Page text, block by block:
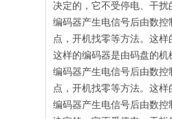
决定的，它不受停电、干扰
编码器产生电信号后由数
点，开机找零等方法。这
这样的编码器是由码盘的
编码器产生电信号后由数
点，开机找零等方法。这
编码器产生电信号后由数